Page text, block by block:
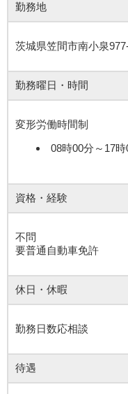
勤務地
茨城県笠間市南小泉
勤務曜日・時間
変形労働時間制
08時00分～17時
資格・経験
不問
要普通自動車免許
休日・休暇
勤務日数応相談
待遇